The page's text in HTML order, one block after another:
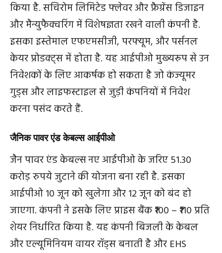
किया है. सचिरोम लिमिटेड फ्लेवर और फ्रैग्रेंस डिजाइन
और मैन्युफैक्चरिंग में विशेषज्ञता रखने वाली कंपनी है.
इसका इस्‍तेमाल एफएमसीजी, परफ्यूम, और पर्सनल
केयर प्रोडक्ट्स में होता है. यह आईपीओ मुख्‍यरूप से उन
निवेशकों के लिए आकर्षक हो सकता है जो कंज्यूमर
गुड्स और लाइफस्टाइल से जुड़ी कंपनियों में निवेश
करना पसंद करते हैं.
जैनिक पावर एंड केबल्स आईपीओ
जैन पावर एंड केबल्स नए आईपीओ के जरिए 51.30
करोड़ रुपये जुटाने की योजना बना रही है. इसका
आईपीओ 10 जून को खुलेगा और 12 जून को बंद हो
जाएगा. कंपनी ने इसके लिए प्राइस बैंक ₹100 – ₹110 प्रति
शेयर निर्धारित किया है. यह कंपनी बिजली के केबल
और एल्यूमिनियम वायर रॉड्स बनाती है और EHS